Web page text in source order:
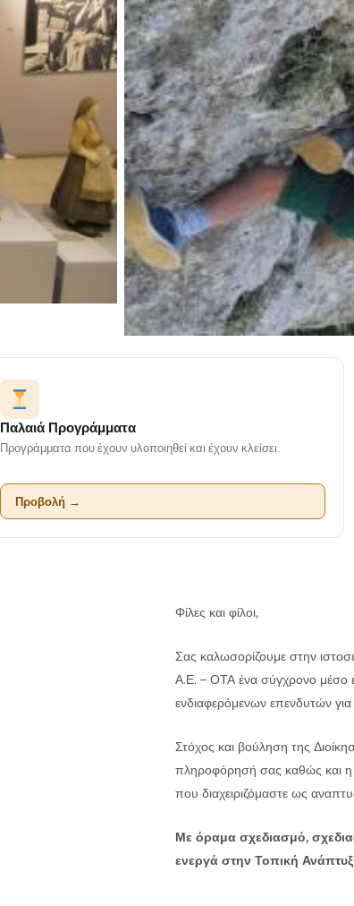
Παλαιά Προγράμματα
Προγράμματα που έχουν υλοποιηθεί και έχουν κλείσει.
Προβολή →
Φίλες και φίλοι,
Σας καλωσορίζουμε στην
Α.Ε. – ΟΤΑ ένα σύγχρονο μέσο
ενδιαφερόμενων επενδυτών για
Στόχος και βούληση της
πληροφόρησή σας καθώς και η
που διαχειριζόμαστε ως
Με όραμα σχεδιασμό,
ενεργά στην Τοπική